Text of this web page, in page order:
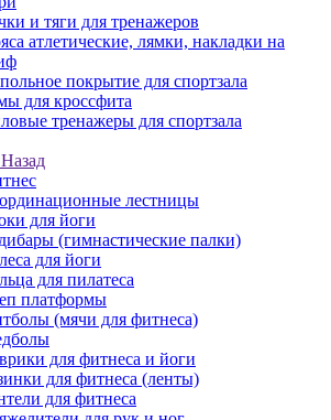
и тяги для тренажеров
атлетические, лямки, накладки на
покрытие для спортзала
для кроссфита
тренажеры для спортзала
Назад
лестницы
для йоги
(гимнастические палки)
для йоги
для пилатеса
платформы
(мячи для фитнеса)
для фитнеса и йоги
для фитнеса (ленты)
для фитнеса